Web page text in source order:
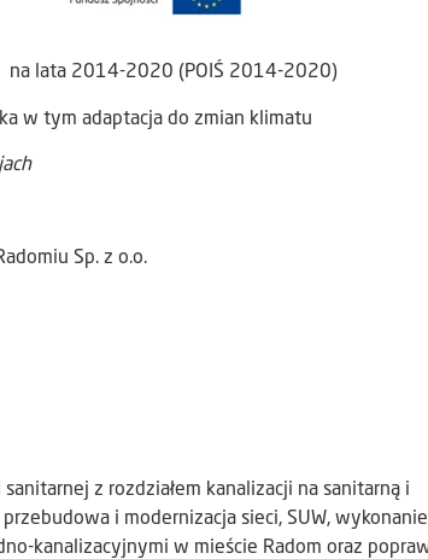
na lata 2014-2020 (POIŚ 2014-2020)
w tym adaptacja do zmian klimatu
Sp. z o.o.
z rozdziałem kanalizacji na sanitarną i
i modernizacja sieci, SUW,
kanalizacyjnymi w mieście Radom oraz